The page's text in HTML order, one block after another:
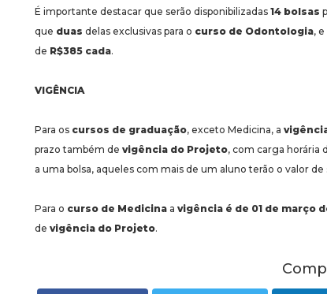
É importante destacar que serão disponibilizadas 14 bolsas
que duas delas exclusivas para o curso de Odontologia,
de R$385 cada.
VIGÊNCIA
Para os cursos de graduação, exceto Medicina, a
prazo também de vigência do Projeto, com carga horária
a uma bolsa, aqueles com mais de um aluno terão o valor
Para o curso de Medicina a vigência é de 01 de março
de vigência do Projeto.